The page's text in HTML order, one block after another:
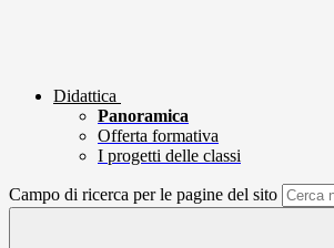
Didattica
Panoramica
Offerta formativa
I progetti delle classi
Campo di ricerca per le pagine del sito